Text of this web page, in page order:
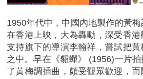
1950年代中，中國內地製作的黃梅
在香港上映，大為轟動，深受香
支持旗下的導演李翰祥，嘗試把
之中。早在《貂蟬》 (1956)一片
了黃梅調插曲，頗受觀眾歡迎，